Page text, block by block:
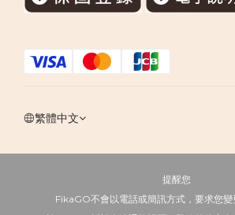
繁體中文
提醒您
FikaGO不會以電話或簡訊方式，要求您變